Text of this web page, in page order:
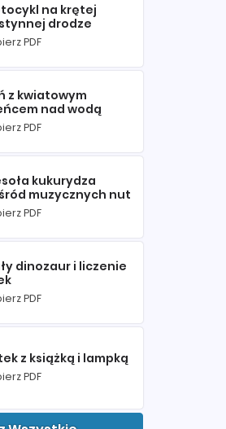
na krętej
drodze
PDF
z kwiatowym
nad wodą
PDF
kukurydza
muzycznych nut
PDF
dinozaur i liczenie
PDF
z książką i lampką
PDF